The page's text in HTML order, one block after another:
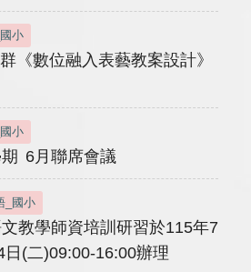
小
《數位融入表藝教案設計》
小
6月聯席會議
_國小
教學師資培訓研習於115年7
日(二)09:00-16:00辦理